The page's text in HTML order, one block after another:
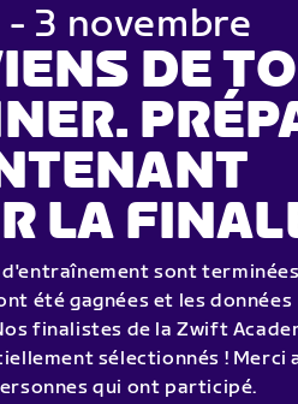
3 novembre
DE
LA
d'entraînement sont
été gagnées et les données
finalistes de la Zwift
sélectionnés ! Merci
qui ont participé.